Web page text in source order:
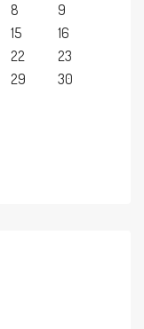
8
9
15
16
22
23
29
30